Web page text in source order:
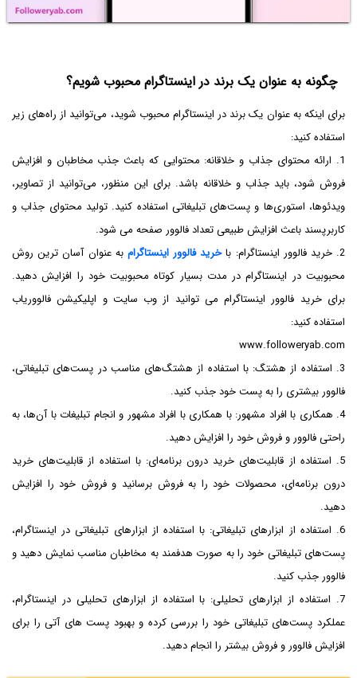
چگونه به عنوان یک برند در اینستاگرام محبوب شویم؟
برای اینکه به عنوان یک برند در اینستاگرام محبوب شوید، می‌توانید از راه‌های زیر
استفاده کنید:
1. ارائه محتوای جذاب و خلاقانه: محتوایی که باعث جذب مخاطبان و افزایش
فروش شود، باید جذاب و خلاقانه باشد. برای این منظور، می‌توانید از تصاویر،
ویدئوها، استوری‌ها و پست‌های تبلیغاتی استفاده کنید. تولید محتوای جذاب و
کاربرپسند باعث افزایش طبیعی تعداد فالوور صفحه می شود.
2. خرید فالوور اینستاگرام: با
خرید فالوور اینستاگرام به عنوان آسان ترین روش
محبوبیت در اینستاگرام در مدت بسیار کوتاه محبوبیت خود را افزایش دهید.
برای خرید فالوور اینستاگرام می توانید از وب سایت و اپلیکیشن فالووریاب
استفاده کنید:
www.followeryab.com
3. استفاده از هشتگ: با استفاده از هشتگ‌های مناسب در پست‌های تبلیغاتی،
فالوور بیشتری را به پست خود جذب کنید.
4. همکاری با افراد مشهور: با همکاری با افراد مشهور و انجام تبلیغات با آن‌ها، به
راحتی فالوور و فروش خود را افزایش دهید.
5. استفاده از قابلیت‌های خرید درون برنامه‌ای: با استفاده از قابلیت‌های خرید
درون برنامه‌ای، محصولات خود را به فروش برسانید و فروش خود را افزایش
دهید.
6. استفاده از ابزارهای تبلیغاتی: با استفاده از ابزارهای تبلیغاتی در اینستاگرام،
پست‌های تبلیغاتی خود را به صورت هدفمند به مخاطبان مناسب نمایش دهید و
فالوور جذب کنید.
7. استفاده از ابزارهای تحلیلی: با استفاده از ابزارهای تحلیلی در اینستاگرام،
عملکرد پست‌های تبلیغاتی خود را بررسی کرده و بهبود پست های آتی را برای
افزایش فالوور و فروش بیشتر را انجام دهید.